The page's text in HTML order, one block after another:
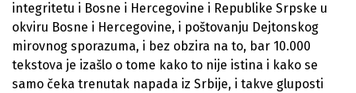
integritetu i Bosne i Hercegovine i Republike Srpske u
okviru Bosne i Hercegovine, i poštovanju Dejtonskog
mirovnog sporazuma, i bez obzira na to, bar 10.000
tekstova je izašlo o tome kako to nije istina i kako se
samo čeka trenutak napada iz Srbije, i takve gluposti